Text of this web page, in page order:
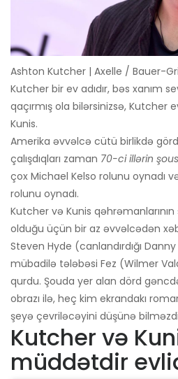
Ashton Kutcher | Axelle / Bauer-
Kutcher bir ev adıdır, bəs xanım
qaçırmış ola bilərsinizsə, Kutcher
Kunis.
Amerika əvvəlcə cütü birlikdə
çalışdıqları zaman 70-ci illərin
çox Michael Kelso rolunu oynadı
rolunu oynadı.
Kutcher və Kunis
olduğu üçün bir az əvvəlcədən
Steven Hyde (canlandırdığı
mübadilə tələbəsi Fez (Wilmer
qurdu. Şouda yer alan dörd
obrazı ilə, heç kim ekrandakı
şeyə çevriləcəyini düşünə
Kutcher və
müddətdir